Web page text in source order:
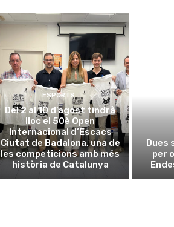
ESPORTS
Del 2 al 10 d’agost tindrà
lloc el 50è Open
Internacional d’Escacs
Ciutat de Badalona, una de
les competicions amb més
història de Catalunya
Dues
per